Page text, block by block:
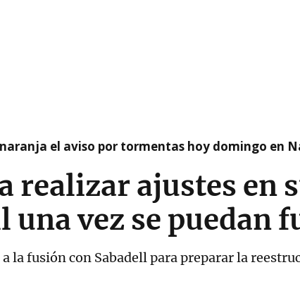
el aviso por tormentas hoy domingo en
realizar ajustes en
una vez se puedan
la fusión con Sabadell para preparar la